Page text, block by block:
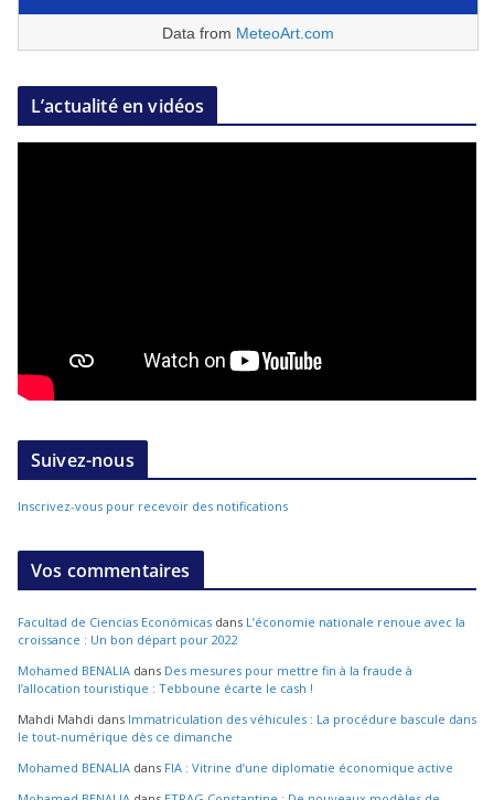
Data from MeteoArt.com
L’actualité en vidéos
Suivez-nous
Inscrivez-vous pour recevoir des notifications
Vos commentaires
Facultad de Ciencias Económicas dans L’économie nationale renoue avec la
croissance : Un bon départ pour 2022
Mohamed BENALIA dans Des mesures pour mettre fin à la fraude à
l’allocation touristique : Tebboune écarte le cash !
Mahdi Mahdi dans Immatriculation des véhicules : La procédure bascule dans
le tout-numérique dès ce dimanche
Mohamed BENALIA dans FIA : Vitrine d’une diplomatie économique active